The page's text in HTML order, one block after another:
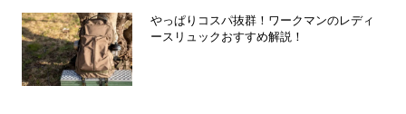
やっぱりコスパ抜群！ワークマンのレディ
ースリュックおすすめ解説！